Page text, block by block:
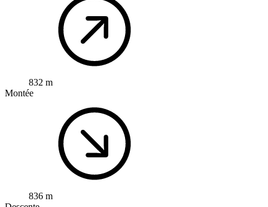
832 m
Montée
836 m